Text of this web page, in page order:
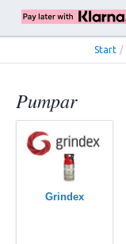
Start /
Pumpar
Grindex